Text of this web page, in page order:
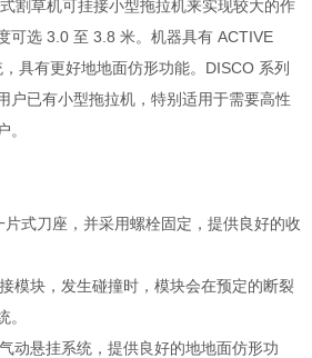
割草机可挂接小型拖拉机来实现较大的作
可选 3.0 至 3.8 米。机器具有 ACTIVE
具有更好地地面仿形功能。DISCO 系列
户已有小型拖拉机，特别适用于需要高性
。
式刀座，并采用螺栓固定，提供良好的收
模块，发生碰撞时，模块会在预定的断裂
。
动悬挂系统，提供良好的地地面仿形功